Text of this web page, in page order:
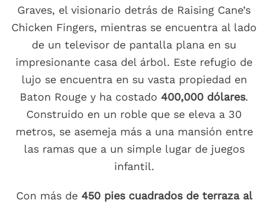
Graves, el visionario detrás de Raising Cane’s
Chicken Fingers, mientras se encuentra al lado
de un televisor de pantalla plana en su
impresionante casa del árbol. Este refugio de
lujo se encuentra en su vasta propiedad en
Baton Rouge y ha costado 400,000 dólares.
Construido en un roble que se eleva a 30
metros, se asemeja más a una mansión entre
las ramas que a un simple lugar de juegos
infantil.
Con más de 450 pies cuadrados de terraza al